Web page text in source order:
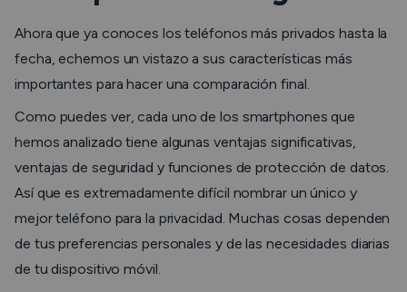
Ahora que ya conoces los teléfonos más privados hasta la
fecha, echemos un vistazo a sus características más
importantes para hacer una comparación final.
Como puedes ver, cada uno de los smartphones que
hemos analizado tiene algunas ventajas significativas,
ventajas de seguridad y funciones de protección de datos.
Así que es extremadamente difícil nombrar un único y
mejor teléfono para la privacidad. Muchas cosas dependen
de tus preferencias personales y de las necesidades diarias
de tu dispositivo móvil.